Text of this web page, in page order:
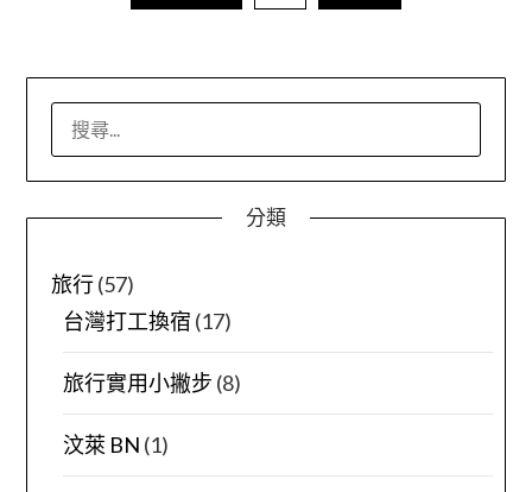
分類
旅行(57)
台灣打工換宿 (17)
旅行實用小撇步 (8)
汶萊 BN (1)